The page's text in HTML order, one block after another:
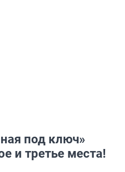
под ключ»
и третье места!